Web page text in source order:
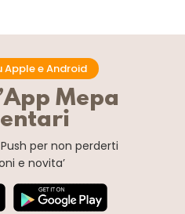
Apple e Android
Mepa
per non perderti
e novita’